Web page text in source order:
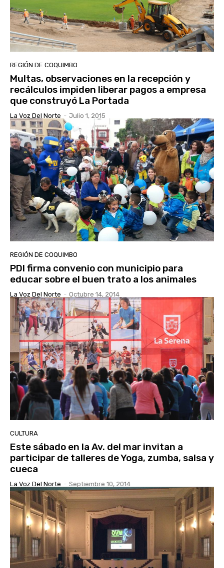
REGIÓN DE COQUIMBO
Multas, observaciones en la recepción y
recálculos impiden liberar pagos a empresa
que construyó La Portada
La Voz Del Norte - Julio 1, 2015
REGIÓN DE COQUIMBO
PDI firma convenio con municipio para
educar sobre el buen trato a los animales
La Voz Del Norte - Octubre 14, 2014
CULTURA
Este sábado en la Av. del mar invitan a
participar de talleres de Yoga, zumba, salsa y
cueca
La Voz Del Norte - Septiembre 10, 2014